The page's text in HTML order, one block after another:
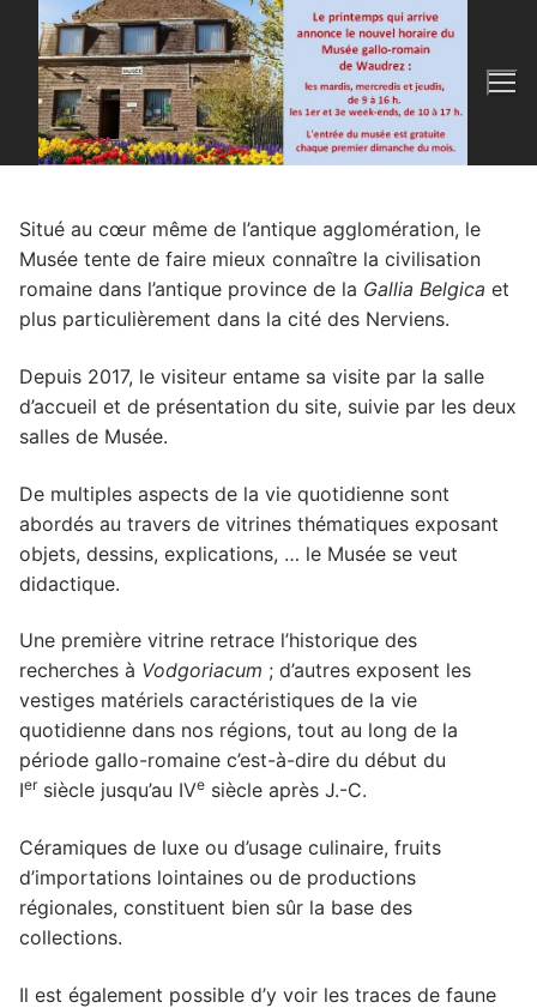
contenu
Situé au cœur même de l’antique agglomération, le
Musée tente de faire mieux connaître la civilisation
romaine dans l’antique province de la Gallia Belgica et
plus particulièrement dans la cité des Nerviens.
Depuis 2017, le visiteur entame sa visite par la salle
d’accueil et de présentation du site, suivie par les deux
salles de Musée.
De multiples aspects de la vie quotidienne sont
abordés au travers de vitrines thématiques exposant
objets, dessins, explications, … le Musée se veut
didactique.
Une première vitrine retrace l’historique des
recherches à Vodgoriacum ; d’autres exposent les
vestiges matériels caractéristiques de la vie
quotidienne dans nos régions, tout au long de la
période gallo-romaine c’est-à-dire du début du
Iersiècle jusqu’au IVe siècle après J.-C.
Céramiques de luxe ou d’usage culinaire, fruits
d’importations lointaines ou de productions
régionales, constituent bien sûr la base des
collections.
Il est également possible d’y voir les traces de faune